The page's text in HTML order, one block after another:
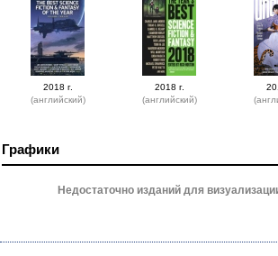
2018 г.
(английский)
2018 г.
(английский)
Графики
Недостаточно изданий для